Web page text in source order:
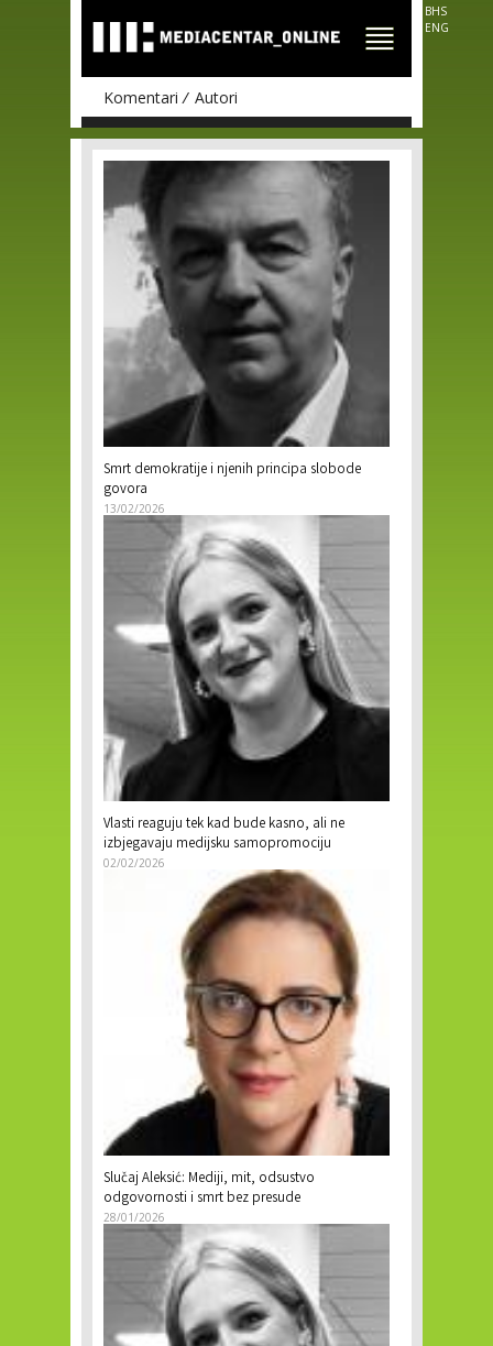
main
content
BHS
ENG
Komentari Autori
Smrt demokratije i njenih principa slobode
govora
13/02/2026
Vlasti reaguju tek kad bude kasno, ali ne
izbjegavaju medijsku samopromociju
02/02/2026
Slučaj Aleksić: Mediji, mit, odsustvo
odgovornosti i smrt bez presude
28/01/2026
Pages